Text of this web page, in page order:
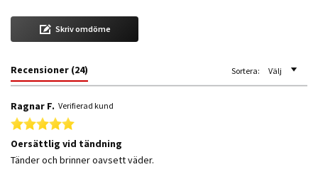
Skriv omdöme
Recensioner (24) Sortera: Välj
Ragnar F. Verifierad kund
5.0 star rating
Oersättlig vid tändning
Review by Ragnar F. on 23 Feb 2026
review stating Oersättlig vid tändning
Tänder och brinner oavsett väder.